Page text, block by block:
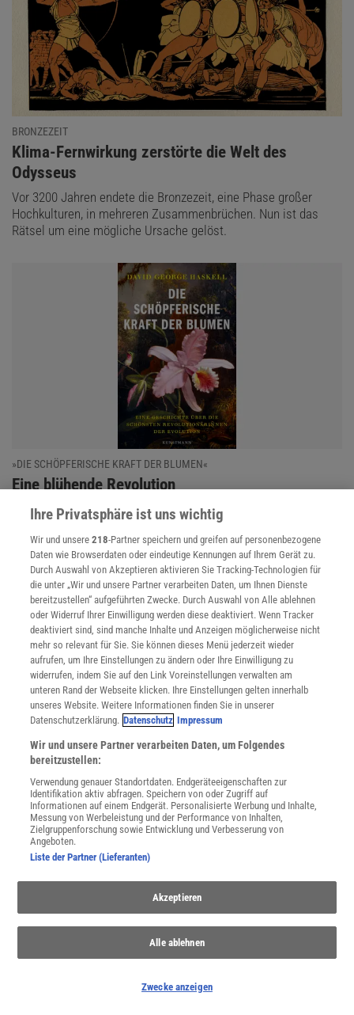
BRONZEZEIT
:
Klima-Fernwirkung zerstörte die Welt des
Odysseus
Vor 3200 Jahren endete die Bronzezeit, eine Phase großer
Hochkulturen, in mehreren Zusammenbrüchen. Nun ist das
Rätsel um eine mögliche Ursache gelöst.
»DIE SCHÖPFERISCHE KRAFT DER BLUMEN«
:
Eine blühende Revolution
David George Haskell erkundet die Evolutionsgeschichte der
Blumen und ihre Bedeutung für uns Menschen. Ein wunderbarer
Einstieg in die Welt der Blütenpflanzen. Eine Rezension
Erdbeben| Risse, Trümmer, Angst: Schwerstes Beben seit 40
Jahren bei Neapel
Gefahr in den Bergen| Außergewöhnliche Lage in den Alpen:
Welche Gefahren drohen
Ökologie| Wie Ratten das Leben im Korallenriff beeinflussen
Waldbrand-Schadstoffe| »So können Aerosole aus den Bränden
auch zu uns kommen«
Klimafolgen| Brände in Spanien durch Klimakrise 20-mal
wahrscheinlicher
Landwirtschaft im Klimawandel
Pyrocumulonimbus-Wolken| »Das Feuer verhält sich anders. Es
ist geradezu unberechenbar«
Bedrohte Forschung| Die Allianz der Datenretter formiert sich
Waldbrände in Frankreich
gefährdet ist
Waldbrände und Gesundheit| Der lautlose Killer in der Luft
| Tod durch Fuchsbandwurm
Ihre Privatsphäre ist uns wichtig
Wir und unsere218-Partner speichern und greifen auf personenbezogene
Daten wie Browserdaten oder eindeutige Kennungen auf Ihrem Gerät zu.
Durch Auswahl von Akzeptieren aktivieren Sie Tracking-Technologien für
die unter „Wir und unsere Partner verarbeiten Daten, um Ihnen Dienste
bereitzustellen“ aufgeführten Zwecke. Durch Auswahl von Alle ablehnen
oder Widerruf Ihrer Einwilligung werden diese deaktiviert. Wenn Tracker
deaktiviert sind, sind manche Inhalte und Anzeigen möglicherweise nicht
mehr so relevant für Sie. Sie können dieses Menü jederzeit wieder
aufrufen, um Ihre Einstellungen zu ändern oder Ihre Einwilligung zu
widerrufen, indem Sie auf den Link Voreinstellungen verwalten am
unteren Rand der Webseite klicken. Ihre Einstellungen gelten innerhalb
unseres Website. Weitere Informationen finden Sie in unserer
Datenschutzerklärung. Datenschutz Impressum
Wir und unsere Partner verarbeiten Daten, um Folgendes
bereitzustellen:
Verwendung genauer Standortdaten. Endgeräteeigenschaften zur
Identifikation aktiv abfragen. Speichern von oder Zugriff auf
Informationen auf einem Endgerät. Personalisierte Werbung und Inhalte,
Messung von Werbeleistung und der Performance von Inhalten,
Zielgruppenforschung sowie Entwicklung und Verbesserung von
Angeboten.
Liste der Partner (Lieferanten)
Akzeptieren
Alle ablehnen
Zwecke anzeigen